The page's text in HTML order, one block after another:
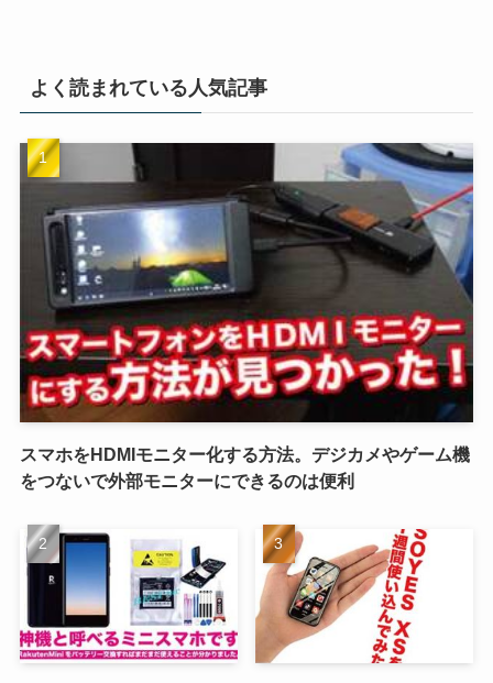
よく読まれている人気記事
スマホをHDMIモニター化する方法。デジカメやゲーム機
をつないで外部モニターにできるのは便利